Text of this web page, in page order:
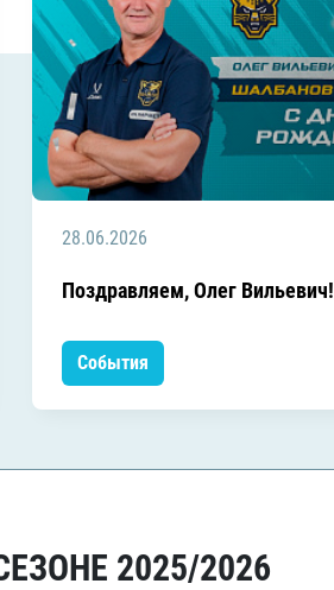
28.06.2026
Поздравляем, Олег Вильевич!
События
2025/2026